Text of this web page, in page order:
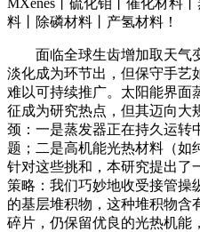
MXenes丨硫化钼丨催化材料
料丨除磷材料丨产氢材料！
面临全球生齿增加取天气
淡化成为环节出，但保守手艺
难以可持续推广。太阳能界面
征成为研究热点，但其迈向大
颈：一是蒸发器正在持久运转
题；二是高机能光热材料（如
针对这些挑和，本研究提出了
策略：我们巧妙地收受接管操
的基层堆积物，这种堆积物含
碎片，仍保留优良的光热机能